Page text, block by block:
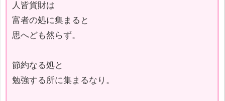
人皆貨財は
富者の処に集まると
思へども然らず。
節約なる処と
勉強する所に集まるなり。